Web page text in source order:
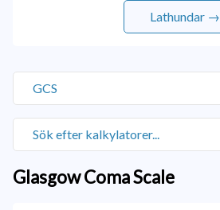
Lathundar →
GCS
Glasgow Coma Scale